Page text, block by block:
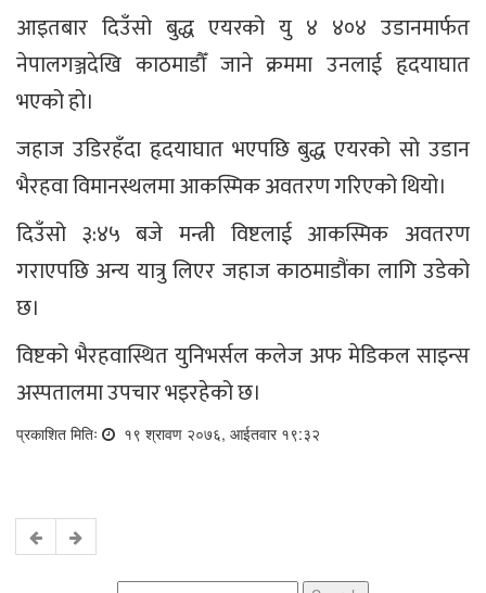
आइतबार दिउँसो बुद्ध एयरको यु ४ ४०४ उडानमार्फत
नेपालगञ्जदेखि काठमाडौँ जाने क्रममा उनलाई हृदयाघात
भएको हो।
जहाज उडिरहँदा हृदयाघात भएपछि बुद्ध एयरको सो उडान
भैरहवा विमानस्थलमा आकस्मिक अवतरण गरिएको थियो।
दिउँसो ३:४५ बजे मन्त्री विष्टलाई आकस्मिक अवतरण
गराएपछि अन्य यात्रु लिएर जहाज काठमाडौंका लागि उडेको
छ।
विष्टको भैरहवास्थित युनिभर्सल कलेज अफ मेडिकल साइन्स
अस्पतालमा उपचार भइरहेको छ।
प्रकाशित मितिः १९ श्रावण २०७६, आईतवार १९:३२